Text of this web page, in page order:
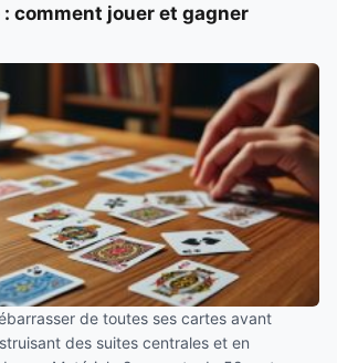
comment jouer et gagner
de toutes ses cartes avant
des suites centrales et en